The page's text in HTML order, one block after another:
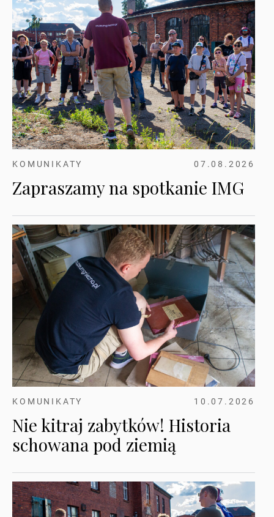
KOMUNIKATY 07.08.2026
Zapraszamy na spotkanie IMG
KOMUNIKATY 10.07.2026
Nie kitraj zabytków! Historia
schowana pod ziemią